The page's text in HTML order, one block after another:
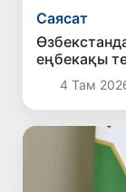
Саясат
еңбекақы
4 Там